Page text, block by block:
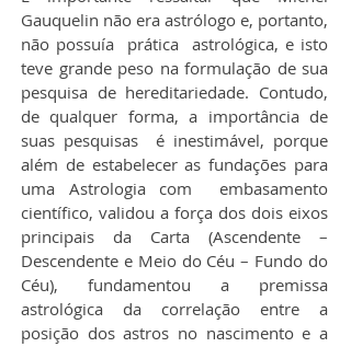
Gauquelin não era astrólogo e, portanto,
não possuía  prática  astrológica, e isto
teve grande peso na formulação de sua
pesquisa de hereditariedade. Contudo,
de qualquer forma, a importância de
suas pesquisas  é inestimável, porque
além de estabelecer as fundações para
uma Astrologia com  embasamento
científico, validou a força dos dois eixos
principais da Carta (Ascendente –
Descendente e Meio do Céu – Fundo do
Céu), fundamentou a premissa
astrológica da correlação entre a
posição dos astros no nascimento e a